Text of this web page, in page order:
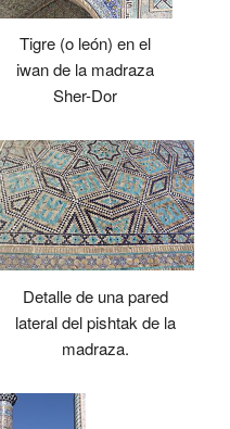
Tigre (o león) en el
iwan de la madraza
Sher-Dor
Detalle de una pared
lateral del pishtak de la
madraza.